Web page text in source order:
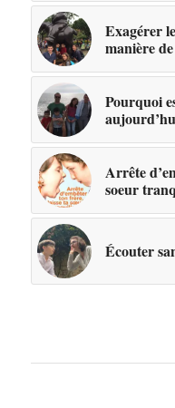
Exagérer
manière
Pourquoi
Arrête
soeur
Écouter